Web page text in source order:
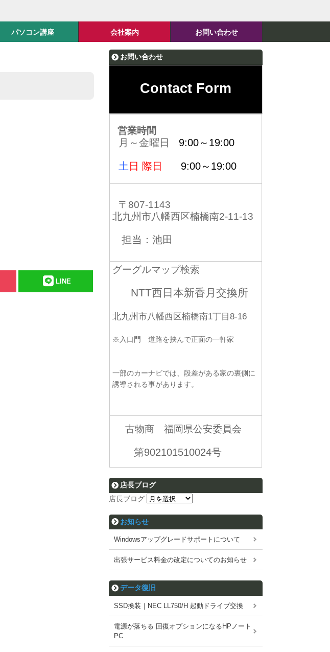
パソコン講座 会社案内 お問い合わせ
LINE
お問い合わせ
Contact Form
営業時間
月～金曜日 9:00～19:00
土 日 際日 9:00～19:00
〒807-1143
北九州市八幡西区楠橋南2-11-13
担当：池田
グーグルマップ検索
NTT西日本新香月交換所
北九州市八幡西区楠橋南1丁目8-16
※入口門 道路を挟んで正面の一軒家
一部のカーナビでは、段差がある家の裏側に
誘導される事があります。
古物商 福岡県公安委員会
第902101510024号
店長ブログ
店長ブログ
お知らせ
Windowsアップグレードサポートについて
出張サービス料金の改定についてのお知らせ
データ復旧
SSD換装｜NEC LL750/H 起動ドライブ交換
電源が落ちる 回復オプションになるHPノート
PC